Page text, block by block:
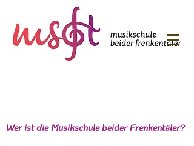
Wer ist die Musikschule beider Frenkentäler?